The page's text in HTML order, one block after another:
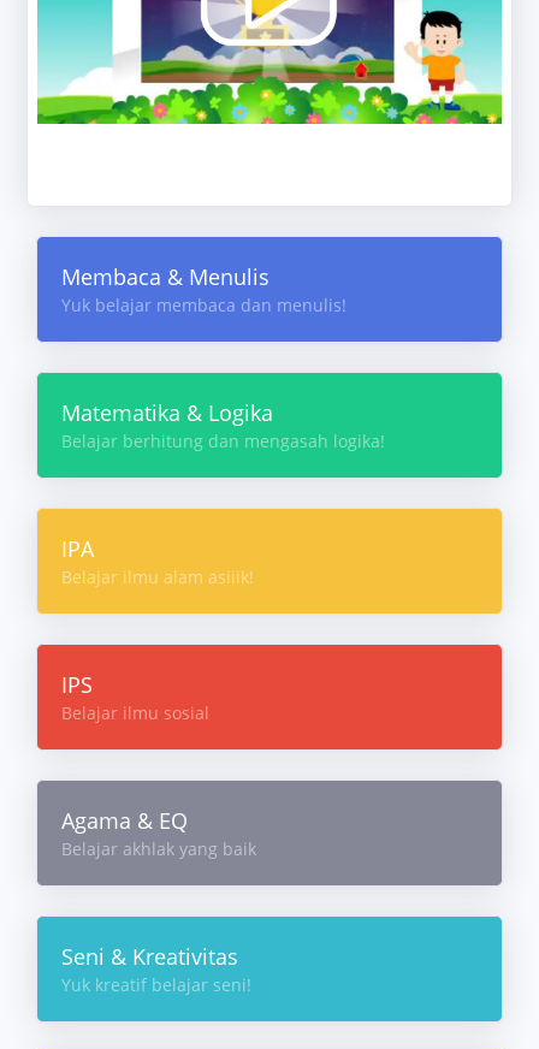
Membaca & Menulis
Yuk belajar membaca dan menulis!
Matematika & Logika
Belajar berhitung dan mengasah logika!
IPA
Belajar ilmu alam asiiik!
IPS
Belajar ilmu sosial
Agama & EQ
Belajar akhlak yang baik
Seni & Kreativitas
Yuk kreatif belajar seni!